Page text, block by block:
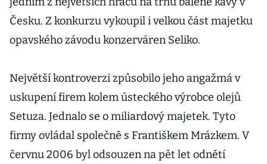
Česku. Z konkurzu vykoupil i velkou část majetku
opavského závodu konzerváren Seliko.
Největší kontroverzi způsobilo jeho angažmá v
uskupení firem kolem ústeckého výrobce olejů
Setuza. Jednalo se o miliardový majetek. Tyto
firmy ovládal společně s Františkem Mrázkem. V
červnu 2006 byl odsouzen na pět let odnětí